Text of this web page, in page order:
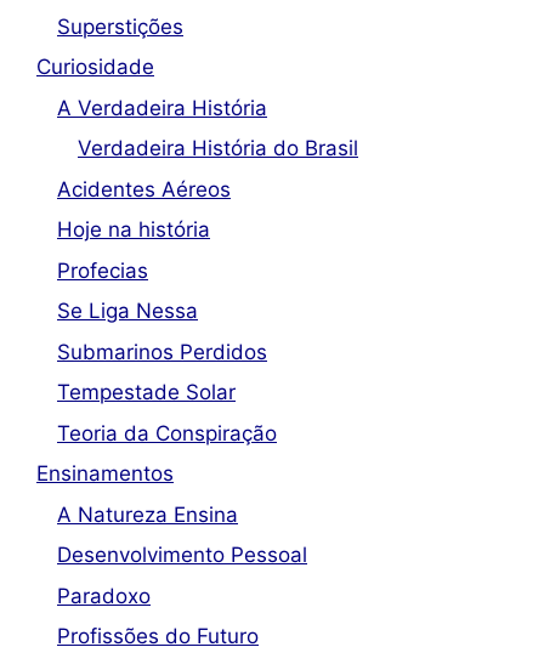
Superstições
Curiosidade
A Verdadeira História
Verdadeira História do Brasil
Acidentes Aéreos
Hoje na história
Profecias
Se Liga Nessa
Submarinos Perdidos
Tempestade Solar
Teoria da Conspiração
Ensinamentos
A Natureza Ensina
Desenvolvimento Pessoal
Paradoxo
Profissões do Futuro